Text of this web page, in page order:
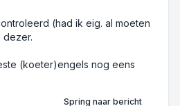
(had ik eig. al moeten
dezer.
(koeter)engels nog eens
Spring naar bericht